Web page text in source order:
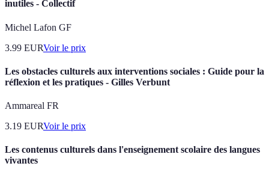
inutiles - Collectif
Michel Lafon GF
3.99 EURVoir le prix
Les obstacles culturels aux interventions sociales : Guide pour la
réflexion et les pratiques - Gilles Verbunt
Ammareal FR
3.19 EURVoir le prix
Les contenus culturels dans l'enseignement scolaire des langues
vivantes